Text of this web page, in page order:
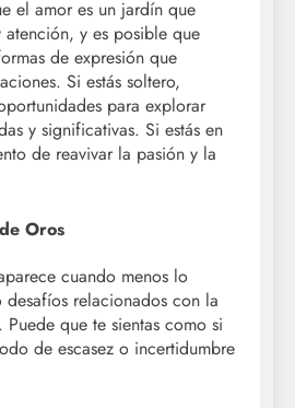
el amor es un jardín que
y es posible que
de expresión que
Si estás soltero,
para explorar
y significativas. Si estás en
de reavivar la pasión y la
Oros
cuando menos lo
desafíos relacionados con la
que te sientas como si
de escasez o incertidumbre